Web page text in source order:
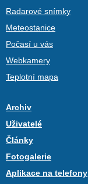
Radarové snímky
Meteostanice
Počasí u vás
Webkamery
Teplotní mapa
Archiv
Uživatelé
Články
Fotogalerie
Aplikace na telefony